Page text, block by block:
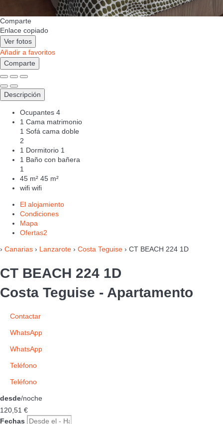
Comparte
Enlace copiado
Ver fotos
Añadir a favoritos
Comparte
Descripción
Ocupantes 4
1 Cama matrimonio
1 Sofá cama doble
2
1 Dormitorio 1
1 Baño con bañera
1
45 m² 45 m²
wifi wifi
El alojamiento
Condiciones
Mapa
Ofertas2
› Canarias › Lanzarote › Costa Teguise › CT BEACH 224 1D
CT BEACH 224 1D
Costa Teguise - Apartamento
Contactar
WhatsApp
WhatsApp
Teléfono
Teléfono
desde/noche
120, 51 €
Fechas